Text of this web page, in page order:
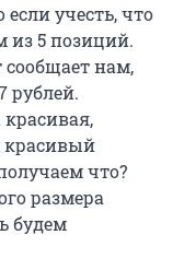
если учесть, что
из 5 позиций.
нам,
рублей.
красивый
что?
размера
будем